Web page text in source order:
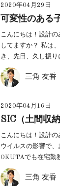
2020年04月29日
可変性のある
こんにちは！設計
してますか？ 私は
き、先日、久し振り
三角 友香
2020年04月16日
SIC（土間収納
こんにちは！設計
ウイルスの影響で、
OKUTAでも在宅勤
三角 友香